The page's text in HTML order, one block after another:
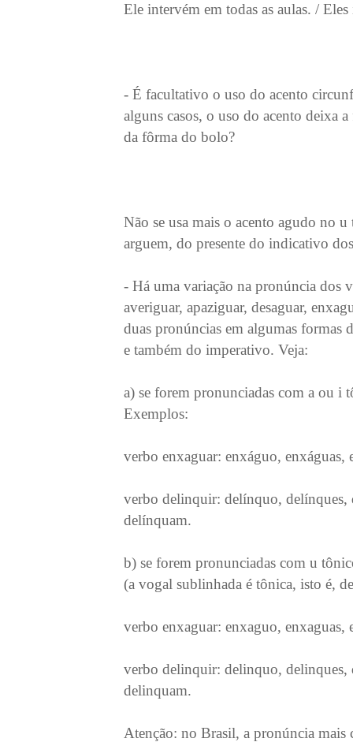
Ele intervém em todas as aulas. /
- É facultativo o uso do acento
alguns casos, o uso do acento deixa
da fôrma do bolo?
Não se usa mais o acento agudo no
arguem, do presente do indicativo
- Há uma variação na pronúncia dos
averiguar, apaziguar, desaguar,
duas pronúncias em algumas
e também do imperativo. Veja:
a) se forem pronunciadas com a ou i
Exemplos:
verbo enxaguar: enxáguo, enxáguas,
verbo delinquir: delínquo,
delínquam.
b) se forem pronunciadas com u
(a vogal sublinhada é tônica, isto é,
verbo enxaguar: enxaguo, enxaguas,
verbo delinquir: delinquo,
delinquam.
Atenção: no Brasil, a pronúncia mais